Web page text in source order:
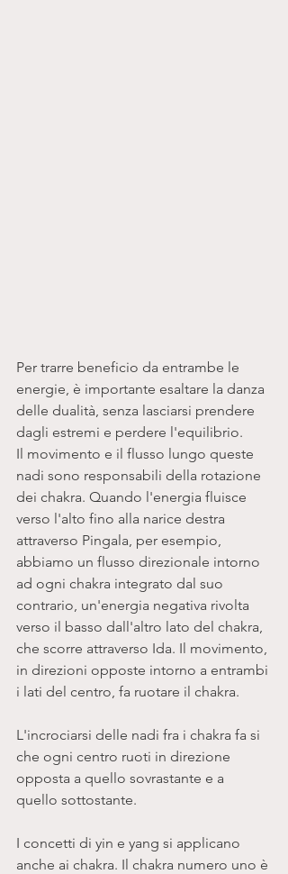
Per trarre beneficio da entrambe le
energie, è importante esaltare la danza
delle dualità, senza lasciarsi prendere
dagli estremi e perdere l'equilibrio.
Il movimento e il flusso lungo queste
nadi sono responsabili della rotazione
dei chakra. Quando l'energia fluisce
verso l'alto fino alla narice destra
attraverso Pingala, per esempio,
abbiamo un flusso direzionale intorno
ad ogni chakra integrato dal suo
contrario, un'energia negativa rivolta
verso il basso dall'altro lato del chakra,
che scorre attraverso Ida. Il movimento,
in direzioni opposte intorno a entrambi
i lati del centro, fa ruotare il chakra.
L'incrociarsi delle nadi fra i chakra fa si
che ogni centro ruoti in direzione
opposta a quello sovrastante e a
quello sottostante.
I concetti di yin e yang si applicano
anche ai chakra. Il chakra numero uno è